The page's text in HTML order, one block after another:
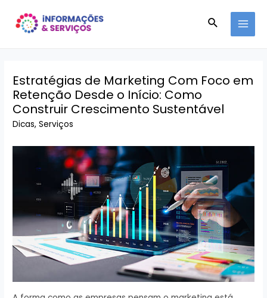
para
Pesquisar
Estratégias de Marketing Com Foco em
Retenção Desde o Início: Como
Construir Crescimento Sustentável
Dicas,Serviços